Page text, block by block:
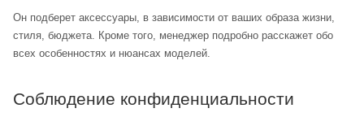
Он подберет аксессуары, в зависимости от ваших образа жизни,
стиля, бюджета. Кроме того, менеджер подробно расскажет обо
всех особенностях и нюансах моделей.
Соблюдение конфиденциальности